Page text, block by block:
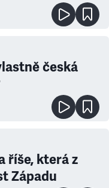
česká
říše, která z
Západu